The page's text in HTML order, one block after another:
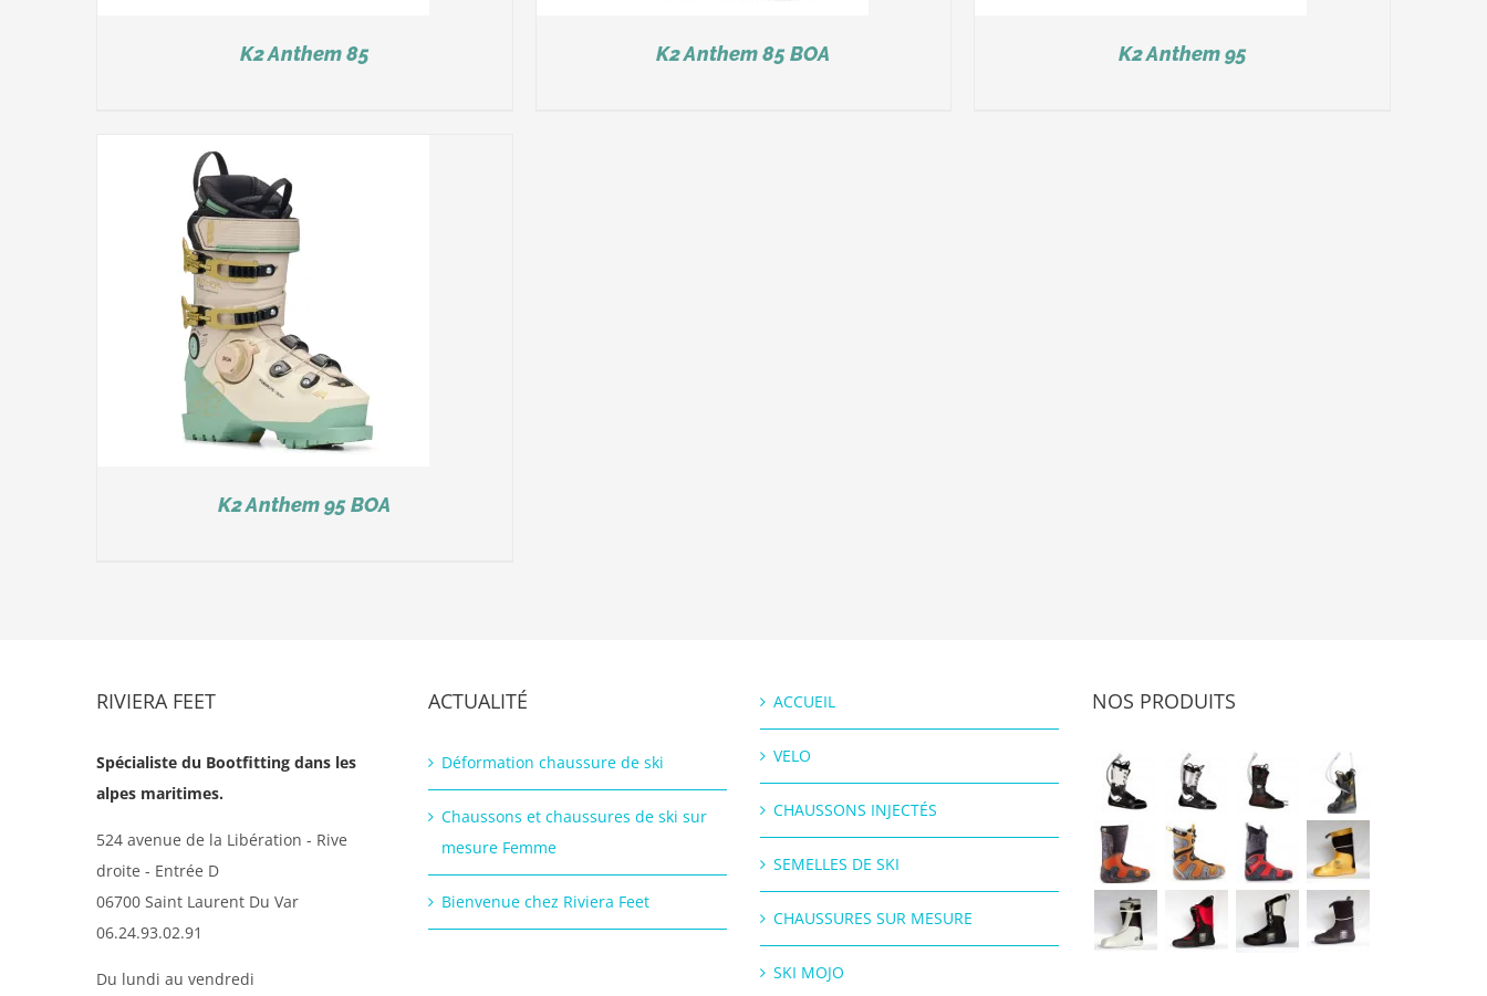
K2 Anthem 85 K2 Anthem 85 BOA K2 Anthem 95
K2 Anthem 95 BOA
RIVIERA FEET
Spécialiste du Bootfitting dans les
alpes maritimes.
524 avenue de la Libération - Rive
droite - Entrée D
06700 Saint Laurent Du Var
06.24.93.02.91
Du lundi au vendredi
ACTUALITÉ
Déformation chaussure de ski
Chaussons et chaussures de ski sur
mesure Femme
Bienvenue chez Riviera Feet
ACCUEIL
VELO
CHAUSSONS INJECTÉS
SEMELLES DE SKI
CHAUSSURES SUR MESURE
SKI MOJO
NOS PRODUITS